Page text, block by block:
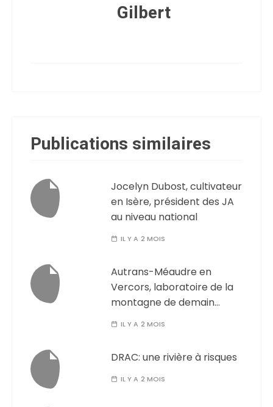
Gilbert
Publications similaires
Jocelyn Dubost, cultivateur
en Isère, président des JA
au niveau national
IL Y A 2 MOIS
Autrans-Méaudre en
Vercors, laboratoire de la
montagne de demain…
IL Y A 2 MOIS
DRAC: une rivière à risques
IL Y A 2 MOIS